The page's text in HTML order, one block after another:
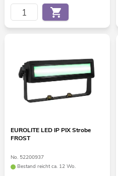
EUROLITE LED IP PIX Strobe
FROST
No. 52200937
Bestand reicht ca. 12 Wo.